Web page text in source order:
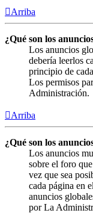
Arriba
¿Qué son los
Los anuncios
debería leerlos
principio de
Los permisos
Administración.
Arriba
¿Qué son los
Los anuncios
sobre el foro
vez que sea
cada página en
anuncios
por La